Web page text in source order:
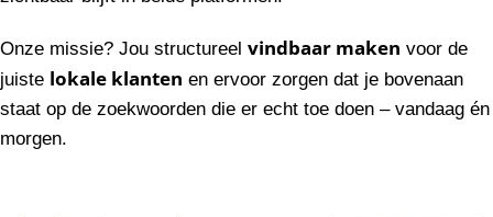
Onze missie? Jou structureel vindbaar maken voor de
juiste lokale klanten en ervoor zorgen dat je bovenaan
staat op de zoekwoorden die er echt toe doen – vandaag én
morgen.